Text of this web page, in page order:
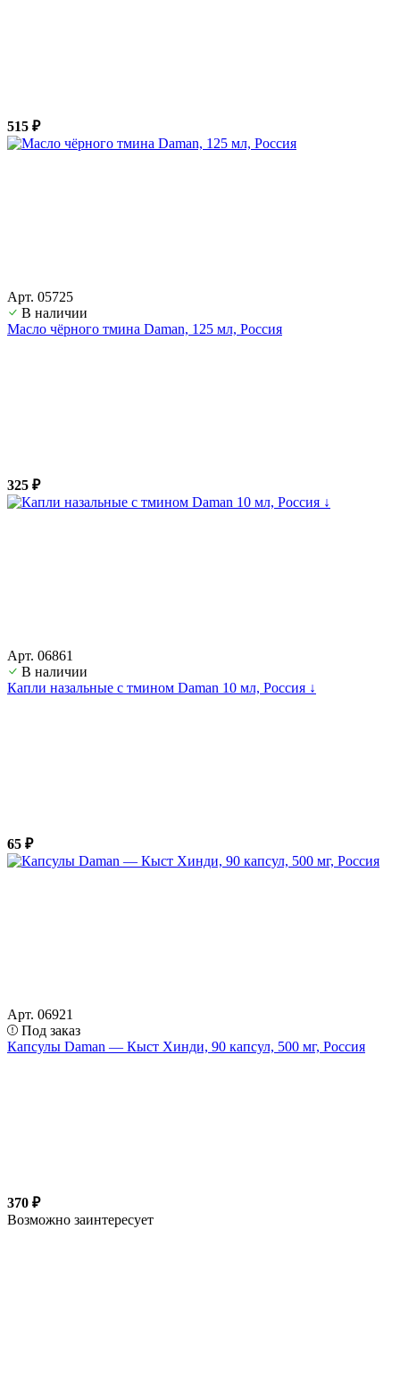
515 ₽
Арт. 05725
В наличии
Масло чёрного тмина Daman, 125 мл, Россия
325 ₽
Арт. 06861
В наличии
Капли назальные с тмином Daman 10 мл, Россия ↓
65 ₽
Арт. 06921
Под заказ
Капсулы Daman — Кыст Хинди, 90 капсул, 500 мг, Россия
370 ₽
Возможно заинтересует